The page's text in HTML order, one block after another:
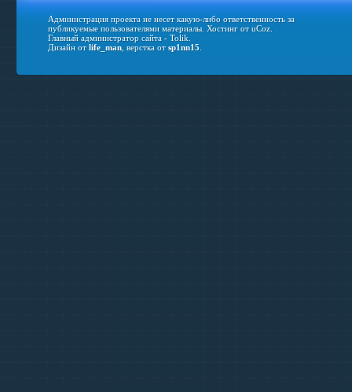
Администрация проекта не несет какую-либо ответственность за
публикуемые пользователями материалы. Хостинг отuCoz.
Главный администратор сайта - Tolik.
Дизайн отlife_man, верстка отsp1nn15.